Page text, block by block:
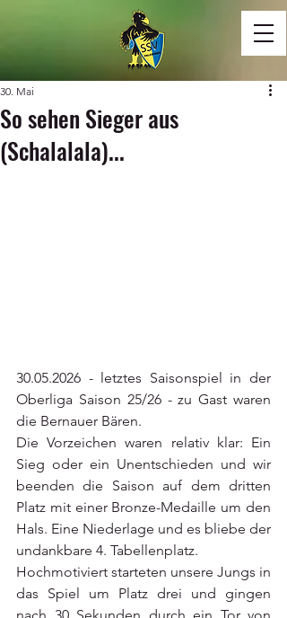
So sehen Sieger aus
(Schalalala)...
30. Mai
30.05.2026 - letztes Saisonspiel in der
Oberliga Saison 25/26 - zu Gast waren
die Bernauer Bären.
Die Vorzeichen waren relativ klar: Ein
Sieg oder ein Unentschieden und wir
beenden die Saison auf dem dritten
Platz mit einer Bronze-Medaille um den
Hals. Eine Niederlage und es bliebe der
undankbare 4. Tabellenplatz.
Hochmotiviert starteten unsere Jungs in
das Spiel um Platz drei und gingen